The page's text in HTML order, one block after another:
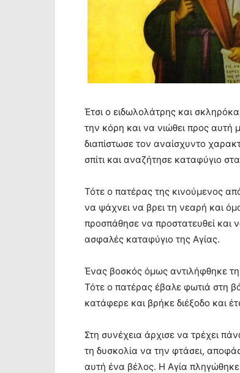
Έτσι ο ειδωλολάτρης και
την κόρη και να νιώθει προς αυτή
διαπίστωσε τον αναίσχυντο
σπίτι και αναζήτησε καταφύγιο
Τότε ο πατέρας της κινούμενος
να ψάχνει να βρει τη νεαρή και
προσπάθησε να προστατευθεί και
ασφαλές καταφύγιο της Αγίας.
Ένας βοσκός όμως αντιλήφθηκε
Τότε ο πατέρας έβαλε φωτιά στη
κατάφερε και βρήκε διέξοδο και
Στη συνέχεια άρχισε να τρέχει
τη δυσκολία να την φτάσει,
αυτή ένα βέλος. Η Αγία